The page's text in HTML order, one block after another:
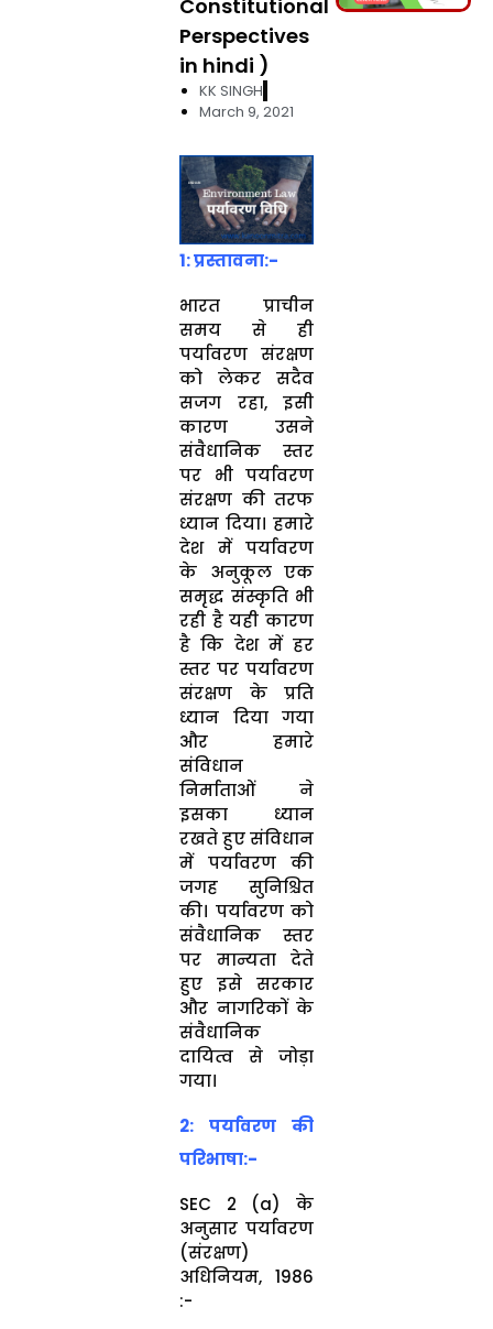
Constitutional
Perspectives
in hindi )
KK SINGH
March 9, 2021
1: प्रस्तावना:-
भारत प्राचीन
समय से ही
पर्यावरण संरक्षण
को लेकर सदैव
सजग रहा, इसी
कारण उसने
संवैधानिक स्तर
पर भी पर्यावरण
संरक्षण की तरफ
ध्यान दिया। हमारे
देश में पर्यावरण
के अनुकूल एक
समृद्ध संस्कृति भी
रही है यही कारण
है कि देश में हर
स्तर पर पर्यावरण
संरक्षण के प्रति
ध्यान दिया गया
और हमारे
संविधान
निर्माताओं ने
इसका ध्यान
रखते हुए संविधान
में पर्यावरण की
जगह सुनिश्चित
की। पर्यावरण को
संवैधानिक स्तर
पर मान्यता देते
हुए इसे सरकार
और नागरिकों के
संवैधानिक
दायित्व से जोड़ा
गया।
2: पर्यावरण की
परिभाषा:-
SEC 2 (a) के
अनुसार पर्यावरण
(संरक्षण)
अधिनियम, 1986
:-